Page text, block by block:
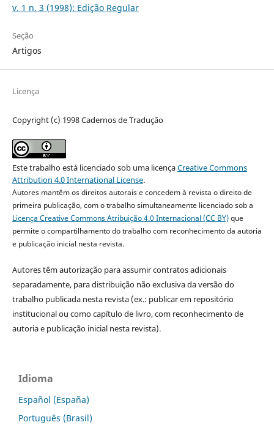
v. 1 n. 3 (1998): Edição Regular
Seção
Artigos
Licença
Copyright (c) 1998 Cadernos de Tradução
Este trabalho está licenciado sob uma licençaCreative Commons
Attribution 4.0 International License.
Autores mantêm os direitos autorais e concedem à revista o direito de
primeira publicação, com o trabalho simultaneamente licenciado sob a
Licença Creative Commons Atribuição 4.0 Internacional (CC BY)que
permite o compartilhamento do trabalho com reconhecimento da autoria
e publicação inicial nesta revista.
Autores têm autorização para assumir contratos adicionais
separadamente, para distribuição não exclusiva da versão do
trabalho publicada nesta revista (ex.: publicar em repositório
institucional ou como capítulo de livro, com reconhecimento de
autoria e publicação inicial nesta revista).
Idioma
Español (España)
Português (Brasil)